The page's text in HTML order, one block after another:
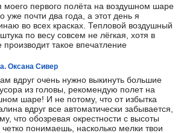
моего первого полёта на воздушном шаре
уже почти два года, а этот день я
во всех красках. Тепловой воздушный
по весу совсем не лёгкая, хотя в
производит такое впечатление
Оксана Сивер
вдруг очень нужно выкинуть большие
из головы, рекомендую полет на
шаре! И не потому, что от избытка
вдруг все автоматически забывается,
что обозревая окрестности с высоты
четко понимаешь, насколько мелки твои